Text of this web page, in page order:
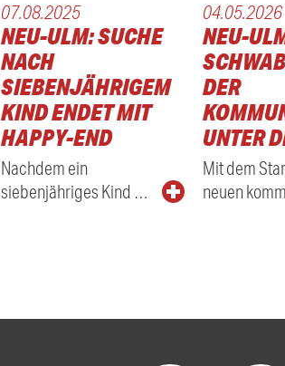
07.08.2025
NEU-ULM: SUCHE
NACH
SIEBENJÄHRIGEM
KIND ENDET MIT
HAPPY-END
Nachdem ein
siebenjähriges Kind …
04.05.2026
NEU-
DER
UNTER
Mit dem
neuen